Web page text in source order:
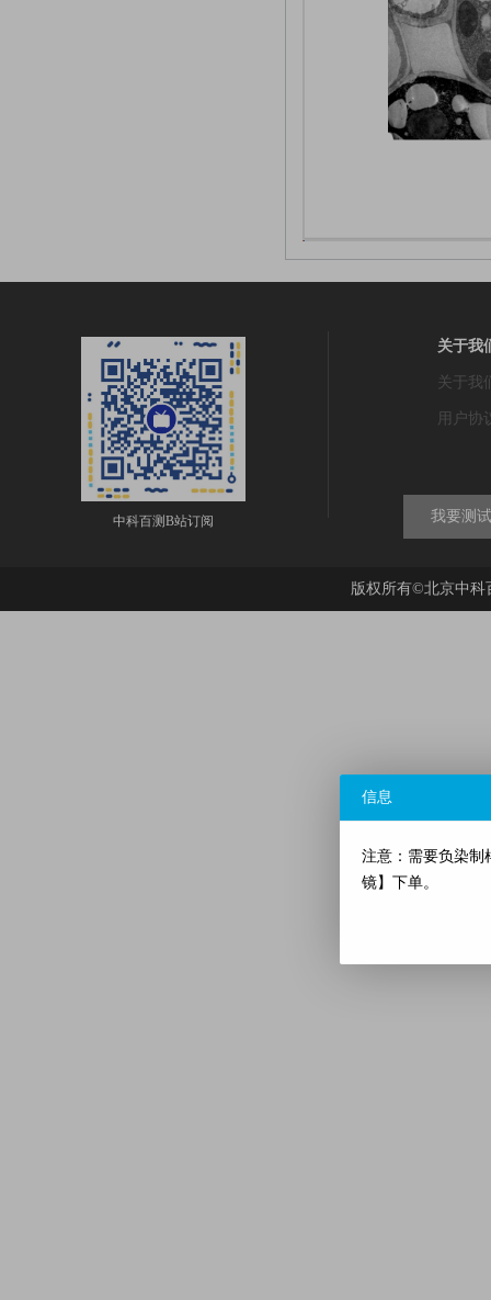
中科百测B站订阅
关于我
关于我
用户协
我要测试
版权所有©北京中
信息
注意：需要负染制
镜】下单。